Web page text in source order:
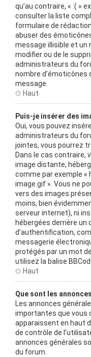
qu’au contraire, « :( »
consulter la liste
formulaire de
abuser des
message illisible et un
modifier ou de le
administrateurs du
nombre d’émoticônes
message.
Haut
Puis-je insérer des
Oui, vous pouvez
administrateurs du
jointes, vous pourrez
Dans le cas contraire,
image distante,
comme par exemple
image.gif ». Vous ne
vers des images
moins, bien
serveur internet), ni
hébergées derrière un
d’authentification,
messagerie
protégés par un mot
utilisez la balise
Haut
Que sont les
Les annonces
importantes que vous
apparaissent en haut
de contrôle de
annonces générales
du forum.